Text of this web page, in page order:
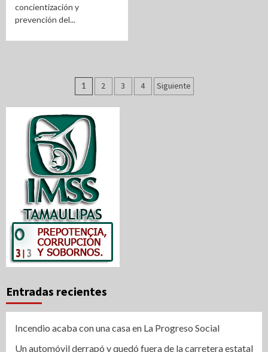
concientización y
prevención del...
Paginación
de
entradas
1 2 3 4 Siguiente
Entradas recientes
Incendio acaba con una casa en La Progreso Social
Un automóvil derrapó y quedó fuera de la carretera estatal